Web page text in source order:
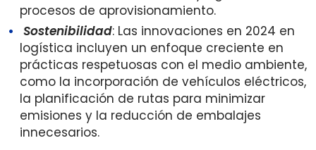
procesos de aprovisionamiento.
Sostenibilidad: Las innovaciones en 2024 en
logística incluyen un enfoque creciente en
prácticas respetuosas con el medio ambiente,
como la incorporación de vehículos eléctricos,
la planificación de rutas para minimizar
emisiones y la reducción de embalajes
innecesarios.